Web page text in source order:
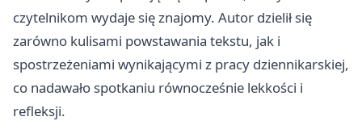
czytelnikom wydaje się znajomy. Autor dzielił się
zarówno kulisami powstawania tekstu, jak i
spostrzeżeniami wynikającymi z pracy dziennikarskiej,
co nadawało spotkaniu równocześnie lekkości i
refleksji.